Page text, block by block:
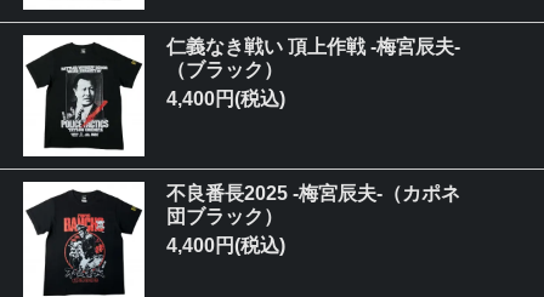
仁義なき戦い 頂上作戦 -梅宮辰夫-
（ブラック）
4,400円(税込)
不良番長2025 -梅宮辰夫-（カポネ
団ブラック）
4,400円(税込)